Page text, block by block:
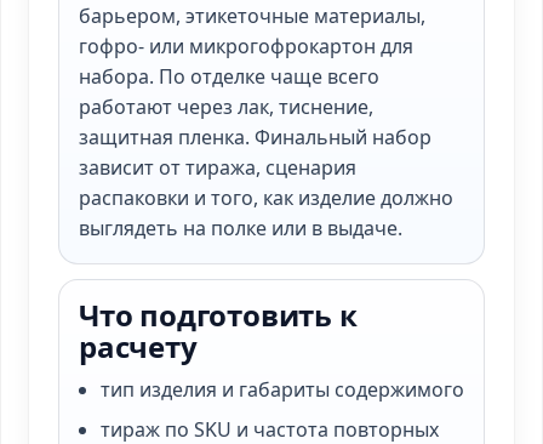
барьером, этикеточные материалы,
гофро- или микрогофрокартон для
набора. По отделке чаще всего
работают через лак, тиснение,
защитная пленка. Финальный набор
зависит от тиража, сценария
распаковки и того, как изделие должно
выглядеть на полке или в выдаче.
Что подготовить к
расчету
тип изделия и габариты содержимого
тираж по SKU и частота повторных